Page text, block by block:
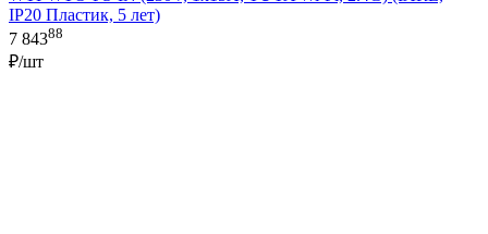
IP20 Пластик, 5 лет)
7 84388
₽/шт